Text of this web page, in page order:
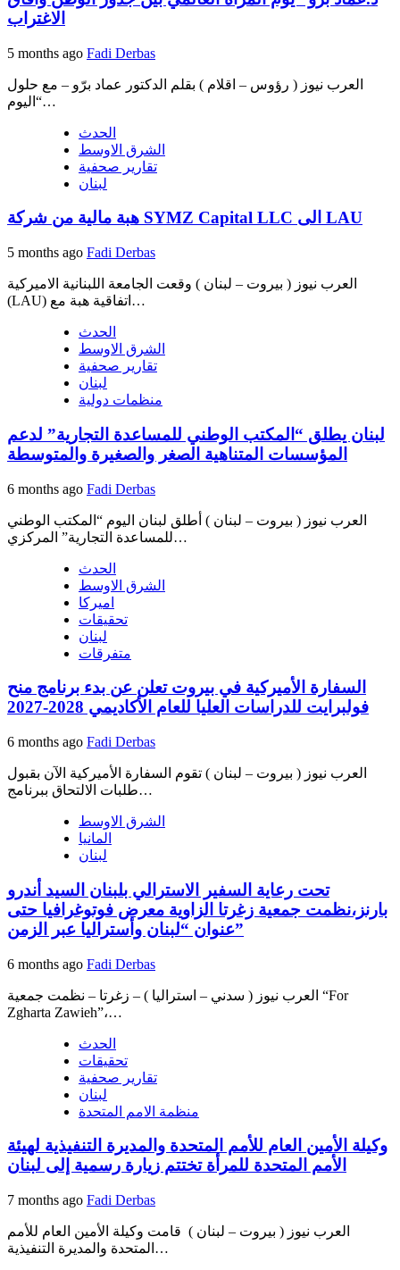
الاغتراب
5 months ago Fadi Derbas
العرب نيوز ( رؤوس – اقلام ) بقلم الدكتور عماد برّو – مع حلول
“اليوم…
الحدث
الشرق الاوسط
تقارير صحفية
لبنان
هبة مالية من شركة SYMZ Capital LLC الى LAU
5 months ago Fadi Derbas
العرب نيوز ( بيروت – لبنان ) وقعت الجامعة اللبنانية الاميركية
(LAU) اتفاقية هبة مع…
الحدث
الشرق الاوسط
تقارير صحفية
لبنان
منظمات دولية
لبنان يطلق “المكتب الوطني للمساعدة التجارية” لدعم
المؤسسات المتناهية الصغر والصغيرة والمتوسطة
6 months ago Fadi Derbas
العرب نيوز ( بيروت – لبنان ) أطلق لبنان اليوم “المكتب الوطني
للمساعدة التجارية” المركزي…
الحدث
الشرق الاوسط
اميركا
تحقيقات
لبنان
متفرقات
السفارة الأميركية في بيروت تعلن عن بدء برنامج منح
فولبرايت للدراسات العليا للعام الأكاديمي 2028-2027
6 months ago Fadi Derbas
العرب نيوز ( بيروت – لبنان ) تقوم السفارة الأميركية الآن بقبول
طلبات الالتحاق ببرنامج…
الشرق الاوسط
المانيا
لبنان
تحت رعاية السفير الاسترالي بلبنان السيد أندرو
بارنز،نظمت جمعية زغرتا الزاوية معرض فوتوغرافيا حتى
عنوان “لبنان وأستراليا عبر الزمن”
6 months ago Fadi Derbas
العرب نيوز ( سدني – استراليا ) – زغرتا – نظمت جمعية “For
Zgharta Zawieh”،…
الحدث
تحقيقات
تقارير صحفية
لبنان
منظمة الامم المتحدة
وكيلة الأمين العام للأمم المتحدة والمديرة التنفيذية لهيئة
الأمم المتحدة للمرأة تختتم زيارة رسمية إلى لبنان
7 months ago Fadi Derbas
العرب نيوز ( بيروت – لبنان ) قامت وكيلة الأمين العام للأمم
المتحدة والمديرة التنفيذية…